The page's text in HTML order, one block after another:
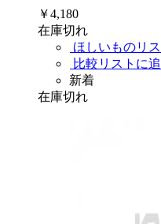
￥4,180
在庫切れ
ほしいものリ
比較リストに
新着
在庫切れ